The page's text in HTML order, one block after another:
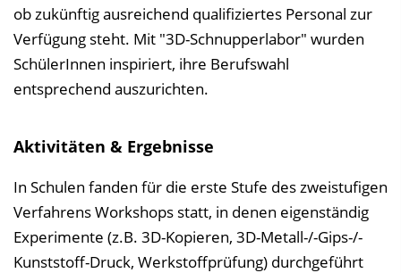
e
n
ob zukünftig ausreichend qualifiziertes Personal zur
Verfügung steht. Mit "3D-Schnupperlabor" wurden
SchülerInnen inspiriert, ihre Berufswahl
entsprechend auszurichten.
Aktivitäten & Ergebnisse
In Schulen fanden für die erste Stufe des zweistufigen
Verfahrens Workshops statt, in denen eigenständig
Experimente (z.B. 3D-Kopieren, 3D-Metall-/-Gips-/-
Kunststoff-Druck, Werkstoffprüfung) durchgeführt